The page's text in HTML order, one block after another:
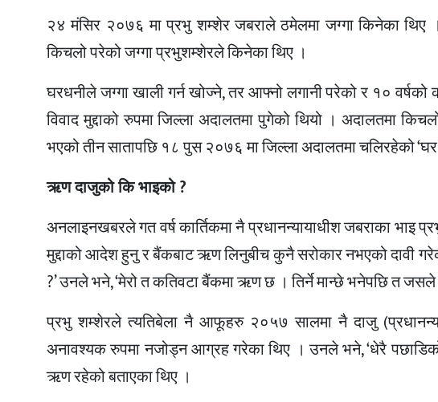
२४ मंसिर २०७६ मा प्रभु शम्शेर जबराले ठमेलमा जग्गा किनेका थिए
किचलो परेको जग्गा प्रभुशम्शेरले किनेका थिए ।
घरधनीले जग्गा खाली गर्न खोज्ने, तर आफ्नो लगानी परेको र १० वर्षको
विवाद मुद्दाको रुपमा जिल्ला अदालतमा पुगेको थियो । अदालतमा
भएको तीन सातापछि १८ पुस २०७६ मा जिल्ला अदालतमा चलिरहेको ‘घर
ऋण दाजुको कि भाइको ?
अनलाइनखबरले गत वर्ष कार्तिकमा नै प्रधानन्यायाधीश जबराका
मुद्दाको आदेश हुनु र बैंकबाट ऋण लिनुबीच कुनै सरोकार नभएको दावी
?’ उनले भने, ‘मेरो त कतिवटा बैंकमा ऋण छ । तिर्ने मान्छे भनेपछि त जसले
प्रभु शम्शेरले त्यतिबेला नै आफूहरु २०५७ सालमा नै दाजु
अनावश्यक रुपमा नजोड्न आग्रह गरेका थिए । उनले भने, ‘धेरै
ऋण रहेको बताएका थिए ।